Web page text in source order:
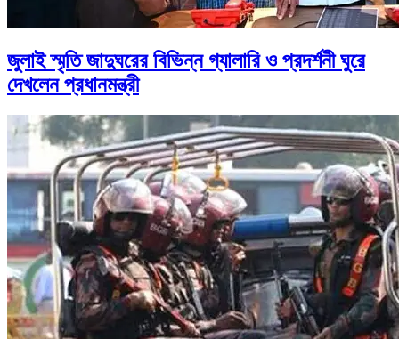
জুলাই স্মৃতি জাদুঘরের বিভিন্ন গ্যালারি ও প্রদর্শনী ঘুরে
দেখলেন প্রধানমন্ত্রী